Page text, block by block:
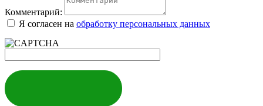
Комментарий:
Я согласен на обработку персональных данных